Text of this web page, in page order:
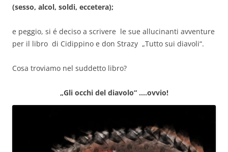
(sesso, alcol, soldi, eccetera);
e peggio, si é deciso a scrivere le sue allucinanti avventure
per il libro di Cidippino e don Strazy „Tutto sui diavoli“.
Cosa troviamo nel suddetto libro?
„Gli occhi del diavolo“ ….ovvio!